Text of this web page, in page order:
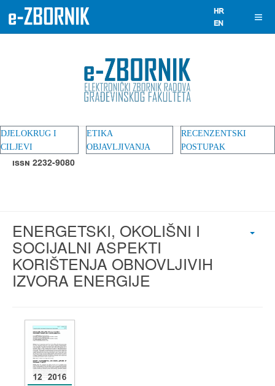
DJELOKRUG I
CILJEVI
ETIKA
OBJAVLJIVANJA
RECENZENTSKI
POSTUPAK
ISSN 2232-9080
ENERGETSKI, OKOLIŠNI I
SOCIJALNI ASPEKTI
KORIŠTENJA OBNOVLJIVIH
IZVORA ENERGIJE